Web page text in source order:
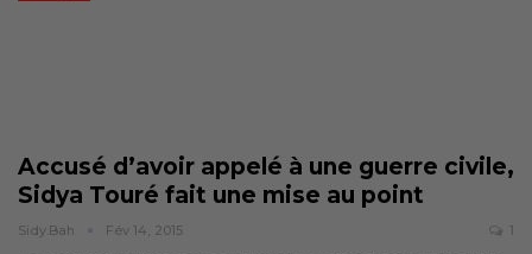
Accusé d’avoir appelé à une guerre civile,
Sidya Touré fait une mise au point
Sidy.bah Fév 14, 2015 1